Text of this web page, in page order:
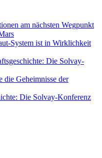
am nächsten Wegpunkt
System ist in Wirklichkeit
Die Solvay-
die Geheimnisse der
Die Solvay-Konferenz